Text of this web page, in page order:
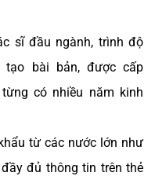
sĩ đầu ngành, trình độ
tạo bài bản, được cấp
có nhiều năm kinh
từ các nước lớn như
đủ thông tin trên thẻ